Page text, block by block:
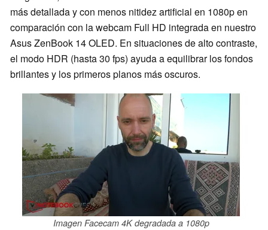
más detallada y con menos nitidez artificial en 1080p en
comparación con la webcam Full HD integrada en nuestro
Asus ZenBook 14 OLED. En situaciones de alto contraste,
el modo HDR (hasta 30 fps) ayuda a equilibrar los fondos
brillantes y los primeros planos más oscuros.
Imagen Facecam 4K degradada a 1080p